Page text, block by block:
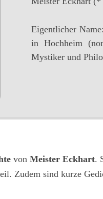
Eigentlicher
in Hochheim
Mystiker und
von Meister Eckhart.
Zudem sind kurze